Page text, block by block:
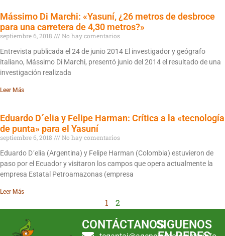
Mássimo Di Marchi: «Yasuní, ¿26 metros de desbroce
para una carretera de 4,30 metros?»
septiembre 6, 2018
No hay comentarios
Entrevista publicada el 24 de junio 2014 El investigador y geógrafo
italiano, Mássimo Di Marchi, presentó junio del 2014 el resultado de una
investigación realizada
Leer Más
Eduardo D´elia y Felipe Harman: Crítica a la «tecnología
de punta» para el Yasuní
septiembre 6, 2018
No hay comentarios
Eduardo D´elia (Argentina) y Felipe Harman (Colombia) estuvieron de
paso por el Ecuador y visitaron los campos que opera actualmente la
empresa Estatal Petroamazonas (empresa
Leer Más
1 2
CONTÁCTANOSSIGUENOS